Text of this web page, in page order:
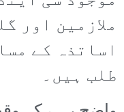
ملازمین اور
اساتذہ کے
طلب ہیں۔